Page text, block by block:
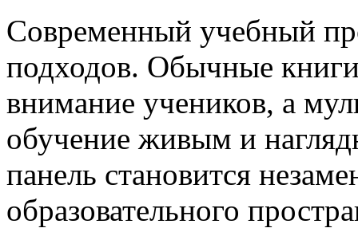
Современный учебный
подходов. Обычные
внимание учеников, а
обучение живым и
панель становится
образовательного